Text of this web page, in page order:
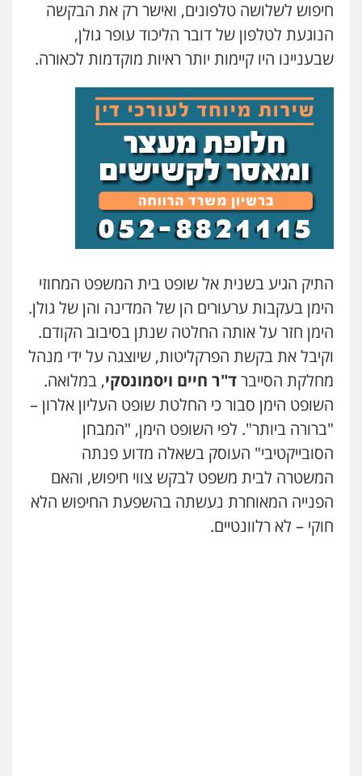
חיפוש לשלושה טלפונים, ואישר רק את הבקשה
הנוגעת לטלפון של דובר הליכוד עופר גולן,
שבעניינו היו קיימות יותר ראיות מוקדמות לכאורה.
התיק הגיע בשנית אל שופט בית המשפט המחוזי
הימן בעקבות ערעורים הן של המדינה והן של גולן.
הימן חזר על אותה החלטה שנתן בסיבוב הקודם.
וקיבל את בקשת הפרקליטות, שיוצגה על ידי מנהל
מחלקת הסייברד"ר חיים ויסמונסקי, במלואה.
השופט הימן סבור כי החלטת שופט העליון אלרון –
"ברורה ביותר". לפי השופט הימן, "המבחן
הסובייקטיבי" העוסק בשאלה מדוע פנתה
המשטרה לבית משפט לבקש צווי חיפוש, והאם
הפנייה המאוחרת נעשתה בהשפעת החיפוש הלא
חוקי – לא רלוונטיים.